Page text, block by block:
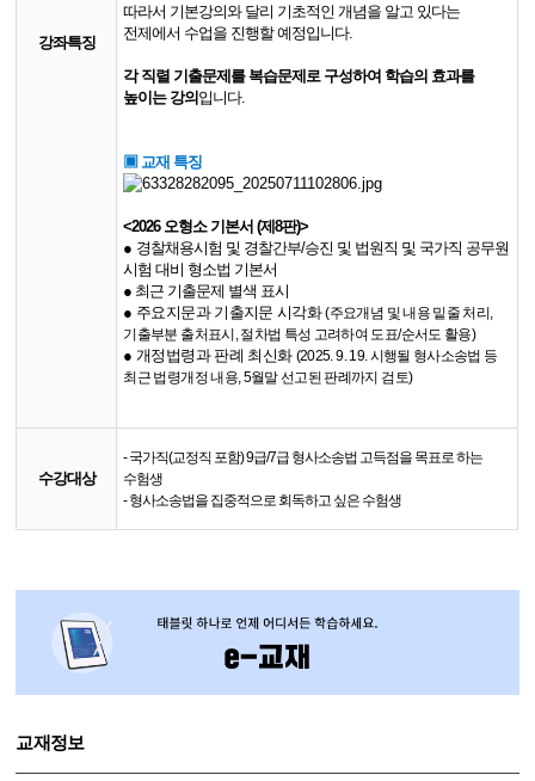
강좌특징
따라서 기본강의와 달리 기초적인 개념을 알고 있다는
전제에서 수업을 진행할 예정입니다.
각 직렬 기출문제를 복습문제로 구성하여 학습의 효과를
높이는 강의 입니다.
▣ 교재 특징
<2026 오형소 기본서 (제8판)>
● 경찰채용시험 및 경찰간부/승진 및 법원직 및 국가직 공무원
시험 대비 형소법 기본서
● ​ 최근 기출문제 별색 표시
● ​​ 주요지문과 기출지문 시각화(주요개념 및 내용 밑줄 처리,
기출부분 출처표시, 절차법 특성 고려하여 도표/순서도 활용)
● ​​ 개정법령과 판례 최신화 (2025. 9. 19. 시행될 형사소송법 등
최근 법령개정 내용, 5월말 선고된 판례까지 검토​)
수강대상
- 국가직(교정직 포함) 9급/7급 형사소송법 고득점을 목표로 하는
수험생
- 형사소송법을 집중적으로 회독하고 싶은 수험생
교재정보